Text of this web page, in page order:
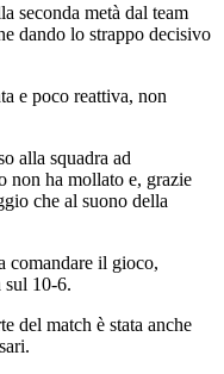
seconda metà dal team
dando lo strappo decisivo
e poco reattiva, non
alla squadra ad
non ha mollato e, grazie
che al suono della
comandare il gioco,
sul 10-6.
del match è stata anche